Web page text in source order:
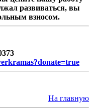
развиваться, вы
взносом.
На главную